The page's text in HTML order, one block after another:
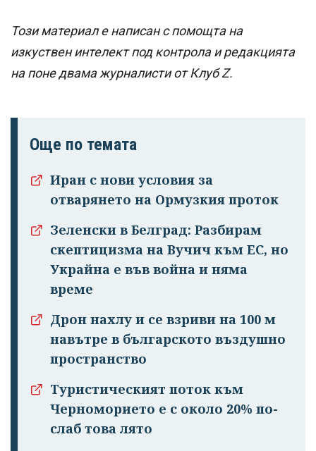
Този материал е написан с помощта на
изкуствен интелект под контрола и редакцията
на поне двама журналисти от Клуб Z.
Още по темата
Иран с нови условия за
отварянето на Ормузкия проток
Зеленски в Белград: Разбирам
скептицизма на Вучич към ЕС, но
Украйна е във война и няма
време
Дрон нахлу и се взриви на 100 м
навътре в българското въздушно
пространство
Туристическият поток към
Черноморието е с около 20% по-
слаб това лято